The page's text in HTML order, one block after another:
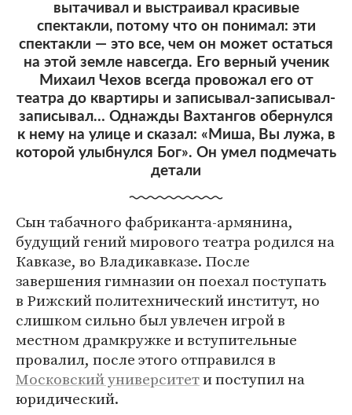
вытачивал и выстраивал красивые
спектакли, потому что он понимал: эти
спектакли — это все, чем он может остаться
на этой земле навсегда. Его верный ученик
Михаил Чехов всегда провожал его от
театра до квартиры и записывал-записывал-
записывал… Однажды Вахтангов обернулся
к нему на улице и сказал: «Миша, Вы лужа, в
которой улыбнулся Бог». Он умел подмечать
детали
Сын табачного фабриканта-армянина,
будущий гений мирового театра родился на
Кавказе, во Владикавказе. После
завершения гимназии он поехал поступать
в Рижский политехнический институт, но
слишком сильно был увлечен игрой в
местном драмкружке и вступительные
провалил, после этого отправился в
Московский университети поступил на
юридический.